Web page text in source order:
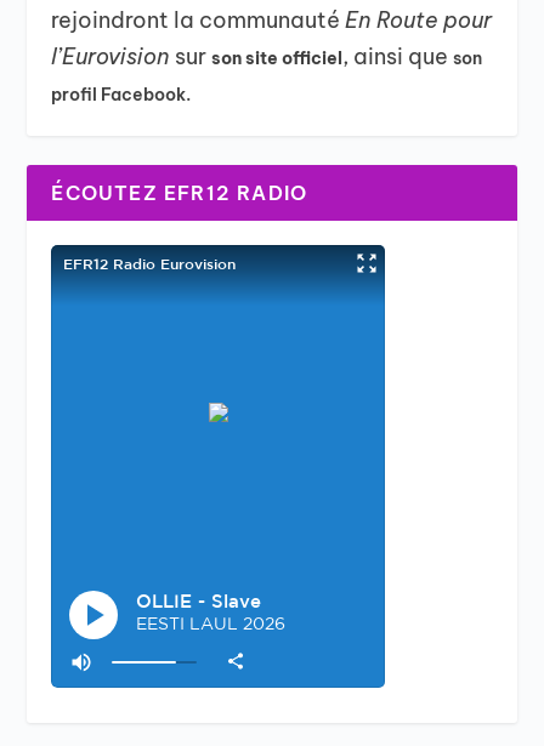
rejoindront la communautéEn Route pour
l’Eurovision surson site officiel , ainsi queson
profil Facebook.
ÉCOUTEZ EFR12 RADIO